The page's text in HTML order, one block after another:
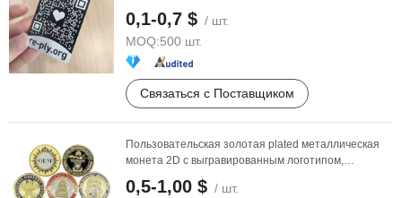
0,1-0,7 $ / шт.
MOQ:500 шт.
Связаться с Поставщиком
Пользовательская золотая plated металлическая
монета 2D с выгравированным логотипом,
0,5-1,00 $ / шт.